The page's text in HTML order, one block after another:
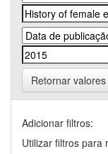
Retornar valores
Adicionar filtros:
Utilizar filtros para